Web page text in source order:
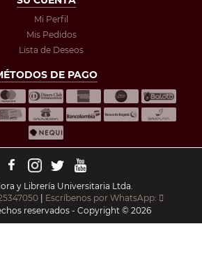
Mi Perfil
Mis Pedidos
Lista de Deseos
DE PAGO
y Librería Universitaria Ltda.
| Escríbenos por WhatsApp:
reservados - Copyright © 2026